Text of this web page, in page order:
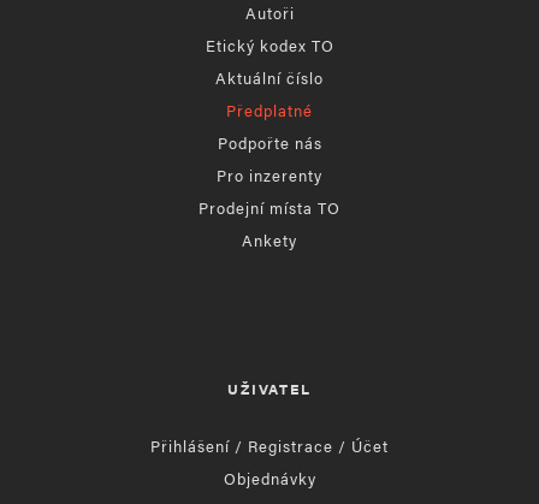
Autoři
Etický kodex TO
Aktuální číslo
Předplatné
Podpořte nás
Pro inzerenty
Prodejní místa TO
Ankety
UŽIVATEL
Přihlášení / Registrace / Účet
Objednávky